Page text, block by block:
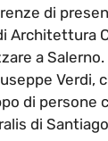
di
Architettura
a
Verdi,
di persone
di